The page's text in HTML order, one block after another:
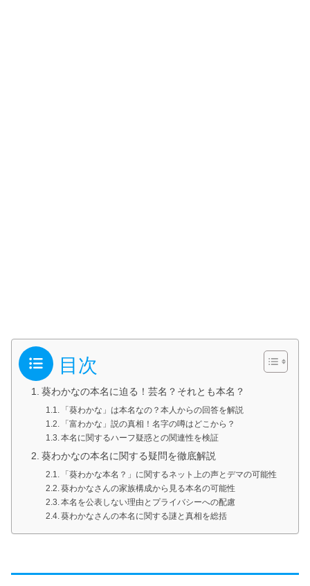
目次
葵わかなの本名に迫る！芸名？それとも本名？
「葵わかな」は本名なの？本人からの回答を解説
「富わかな」説の真相！名字の噂はどこから？
本名に関するハーフ疑惑との関連性を検証
葵わかなの本名に関する疑問を徹底解説
「葵わかな本名？」に関するネット上の声とデマの可能性
葵わかなさんの家族構成から見る本名の可能性
本名を公表しない理由とプライバシーへの配慮
葵わかなさんの本名に関する謎と真相を総括